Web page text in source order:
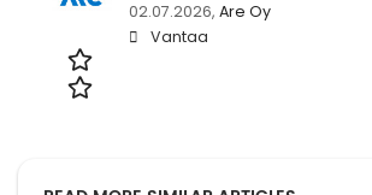
02.07.2026, Are Oy
Vantaa